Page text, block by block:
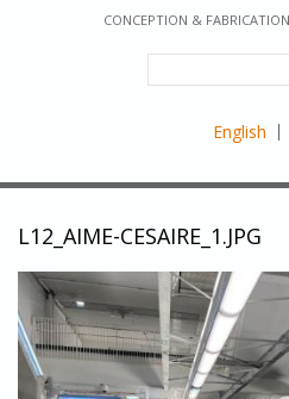
CONCEPTION &
English
L12_AIME-CESAIRE_1.JPG